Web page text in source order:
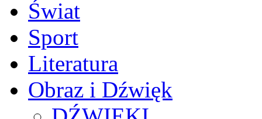
Świat
Sport
Literatura
Obraz i Dźwięk